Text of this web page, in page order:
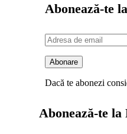
Abonează-te
Dacă te abonezi
Abonează-te la